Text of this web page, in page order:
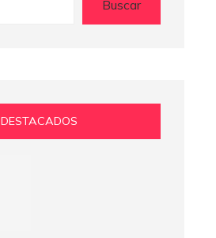
Buscar
DESTACADOS